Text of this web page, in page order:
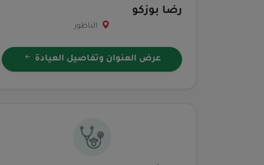
رضا بوزكو
الناظور
عرض العنوان وتفاصيل العيادة